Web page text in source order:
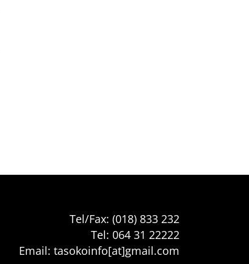
Tel/Fax: (018) 833 232
Tel: 064 31 22222
Email: tasokoinfo[at]gmail.com